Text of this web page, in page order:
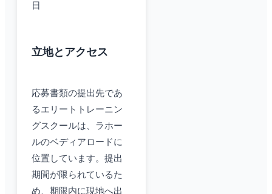
日
立地とアクセス
応募書類の提出先であ
るエリートトレーニン
グスクールは、ラホー
ルのベディアロードに
位置しています。提出
期間が限られているた
め、期限内に現地へ出